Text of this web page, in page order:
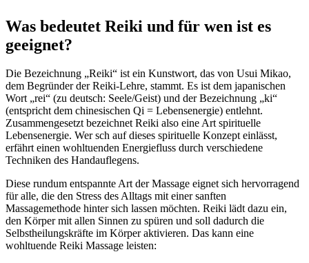
Was bedeutet Reiki und für wen ist es
geeignet?
Die Bezeichnung „Reiki“ ist ein Kunstwort, das von Usui Mikao,
dem Begründer der Reiki-Lehre, stammt. Es ist dem japanischen
Wort „rei“ (zu deutsch: Seele/Geist) und der Bezeichnung „ki“
(entspricht dem chinesischen Qi = Lebensenergie) entlehnt.
Zusammengesetzt bezeichnet Reiki also eine Art spirituelle
Lebensenergie. Wer sch auf dieses spirituelle Konzept einlässt,
erfährt einen wohltuenden Energiefluss durch verschiedene
Techniken des Handauflegens.
Diese rundum entspannte Art der Massage eignet sich hervorragend
für alle, die den Stress des Alltags mit einer sanften
Massagemethode hinter sich lassen möchten. Reiki lädt dazu ein,
den Körper mit allen Sinnen zu spüren und soll dadurch die
Selbstheilungskräfte im Körper aktivieren. Das kann eine
wohltuende Reiki Massage leisten: